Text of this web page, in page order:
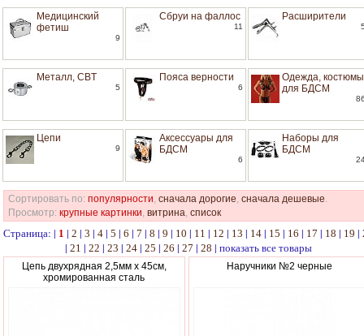
Медицинский
фетиш
9
Сбруи на фаллос
11
Расширители
Металл, CBT
5
Пояса верности
6
Одежда, костюмы
для БДСМ
Цепи
9
Аксессуары для
БДСМ
6
Наборы для
БДСМ
Сортировать по: популярности, сначала дорогие, сначала дешевые.
Просмотр: крупные картинки, витрина, список
Страница: | 1 |2 |3 |4 |5 |6 |7 |8 |9 | 10 | 11 | 12 | 13 | 14 | 15 | 16 | 17 | 18 | 19 |
|21 |22 |23 |24 |25 |26 |27 |28 |показать все товары
Цепь двухрядная 2,5мм x 45см,
хромированная сталь
Наручники №2 черные